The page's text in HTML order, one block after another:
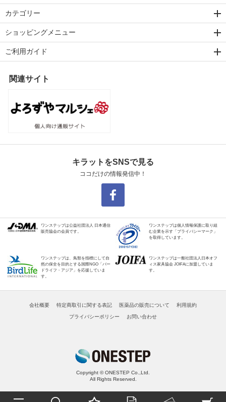
カテゴリー
ショッピングメニュー
ご利用ガイド
関連サイト
キラットをSNSで見る
ココだけの情報発信中！
ワンステップは公益社団法人 日本通信
販売協会の会員です。
ワンステップは個人情報保護に取り組
む企業を示す「プライバシーマーク」
を取得しています。
ワンステップは、鳥類を指標にして自
然の保全を目的とする国際NGO「バー
ドライフ・アジア」を応援していま
す。
ワンステップは一般社団法人日本オフ
ィス家具協会 JOIFAに加盟していま
す。
会社概要 特定商取引に関する表記 医薬品の販売について 利用規約
プライバシーポリシー お問い合わせ
Copyright © ONESTEP Co.,Ltd.
All Rights Reserved.